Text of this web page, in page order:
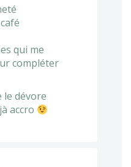
qui me
compléter
le dévore
accro